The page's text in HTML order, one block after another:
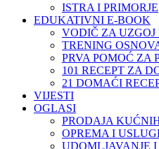
ISTRA I PRIMORJE
EDUKATIVNI E-BOOK
VODIČ ZA UZGOJ
TRENING
PRVA POMOĆ ZA
101 RECEPT ZA
21 DOMAĆI
VIJESTI
OGLASI
PRODAJA
OPREMA I
UDOMLJAVANJE